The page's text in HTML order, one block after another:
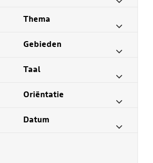
Thema
Gebieden
Taal
Oriëntatie
Datum